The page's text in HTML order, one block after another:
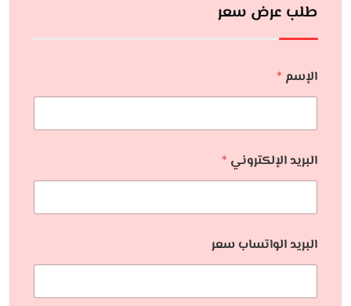
طلب عرض سعر
الإسم *
البريد الإلكتروني *
البريد الواتساب سعر